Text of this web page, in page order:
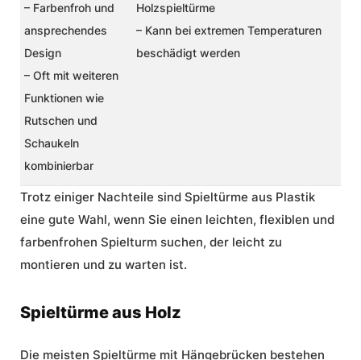
– Farbenfroh und
ansprechendes
Design
– Oft mit weiteren
Funktionen wie
Rutschen und
Schaukeln
kombinierbar
Holzspieltürme
– Kann bei extremen Temperaturen
beschädigt werden
Trotz einiger Nachteile sind Spieltürme aus Plastik
eine gute Wahl, wenn Sie einen leichten, flexiblen und
farbenfrohen Spielturm suchen, der leicht zu
montieren und zu warten ist.
Spieltürme aus Holz
Die meisten Spieltürme mit Hängebrücken bestehen